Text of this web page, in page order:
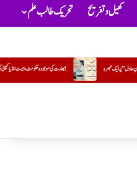
کھیل و تفریح تحریک طالب علم
سفید چادر( مختصر افسانہ)